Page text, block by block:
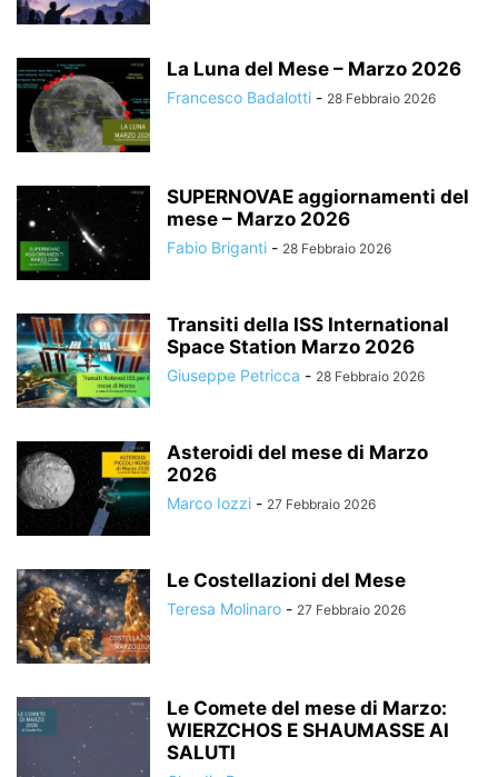
La Luna del Mese – Marzo 2026
Francesco Badalotti - 28 Febbraio 2026
SUPERNOVAE aggiornamenti del
mese – Marzo 2026
Fabio Briganti - 28 Febbraio 2026
Transiti della ISS International
Space Station Marzo 2026
Giuseppe Petricca - 28 Febbraio 2026
Asteroidi del mese di Marzo
2026
Marco Iozzi - 27 Febbraio 2026
Le Costellazioni del Mese
Teresa Molinaro - 27 Febbraio 2026
Le Comete del mese di Marzo:
WIERZCHOS E SHAUMASSE AI
SALUTI